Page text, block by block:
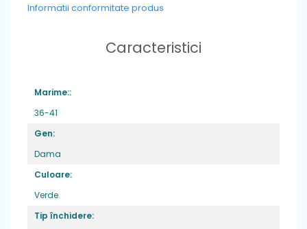
Informatii conformitate produs
Caracteristici
Marime::
36-41
Gen:
Dama
Culoare:
Verde
Tip închidere: